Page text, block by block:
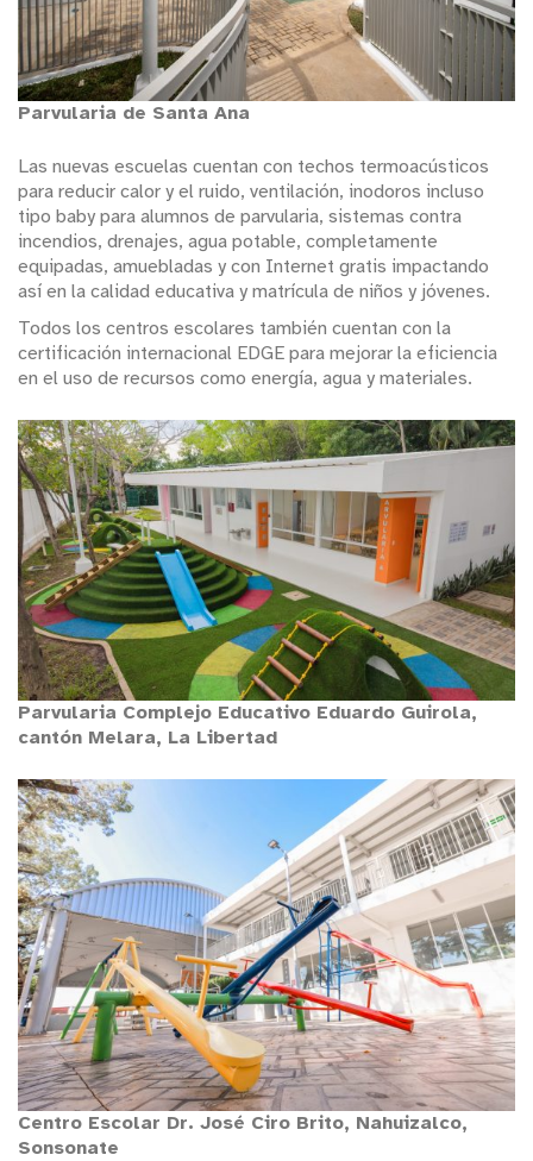
Parvularia de Santa Ana
Las nuevas escuelas cuentan con techos termoacústicos
para reducir calor y el ruido, ventilación, inodoros incluso
tipo baby para alumnos de parvularia, sistemas contra
incendios, drenajes, agua potable, completamente
equipadas, amuebladas y con Internet gratis impactando
así en la calidad educativa y matrícula de niños y jóvenes.
Todos los centros escolares también cuentan con la
certificación internacional EDGE para mejorar la eficiencia
en el uso de recursos como energía, agua y materiales.
Parvularia Complejo Educativo Eduardo Guirola,
cantón Melara, La Libertad
Centro Escolar Dr. José Ciro Brito, Nahuizalco,
Sonsonate